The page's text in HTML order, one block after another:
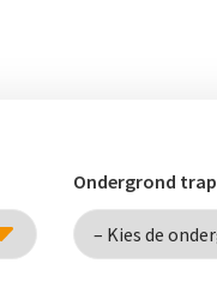
Ondergrond trap